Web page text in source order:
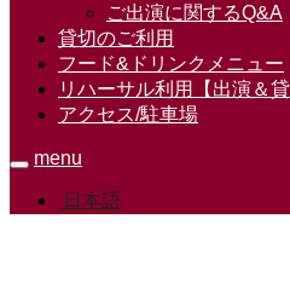
ご出演に関するQ&A
貸切のご利用
フード&ドリンクメニュー
リハーサル利用【出演＆
アクセス/駐車場
menu
日本語